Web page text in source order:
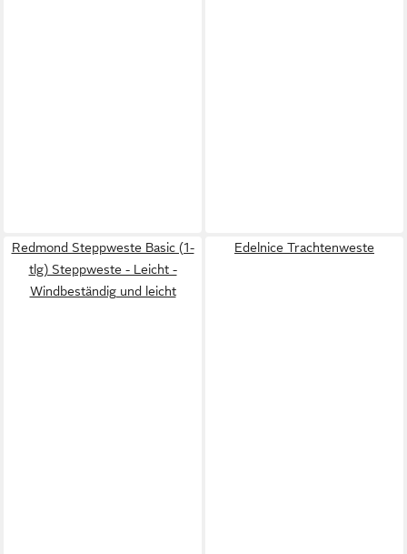
Redmond Steppweste Basic (1-
tlg) Steppweste - Leicht -
Windbeständig und leicht
Edelnice Trachtenweste